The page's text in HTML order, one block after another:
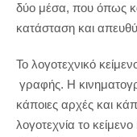
δύο μέσα, που όπως
κατάσταση και
Το λογοτεχνικό
γραφής. Η
κάποιες αρχές και
λογοτεχνία το κείμενο